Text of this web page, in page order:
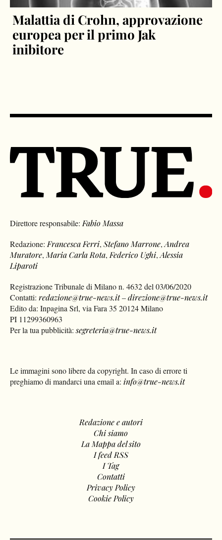
Malattia di Crohn, approvazione
europea per il primo Jak
inibitore
Direttore responsabile: Fabio Massa
Redazione: Francesca Ferri,Stefano Marrone,Andrea
Muratore, Maria Carla Rota, Federico Ughi,Alessia
Liparoti
Registrazione Tribunale di Milano n. 4632 del 03/06/2020
Contatti:redazione@true-news.it–direzione@true-news.it
Edito da: Inpagina Srl, via Fara 35 20124 Milano
PI 11299360963
Per la tua pubblicità:segreteria@true-news.it
Le immagini sono libere da copyright. In caso di errore ti
preghiamo di mandarci una email a: info@true-news.it
Redazione e autori
Chi siamo
La Mappa del sito
I feed RSS
I Tag
Contatti
Privacy Policy
Cookie Policy